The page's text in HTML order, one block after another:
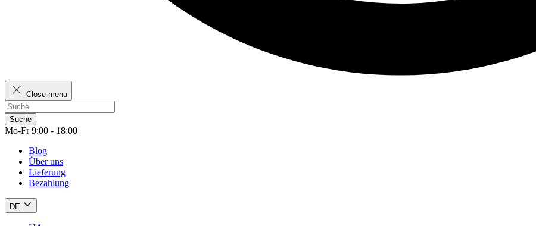
Close menu
Suche
Mo-Fr 9:00 - 18:00
Blog
Über uns
Lieferung
Bezahlung
DE